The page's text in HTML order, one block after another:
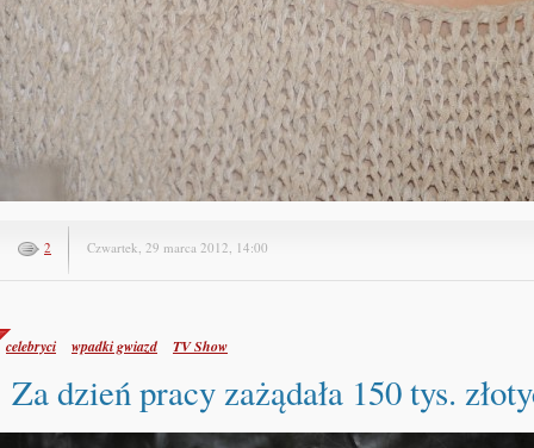
2 Czwartek, 29 marca 2012, 14:00
celebryci wpadki gwiazd TV Show
Za dzień pracy zażądała 150 tys.